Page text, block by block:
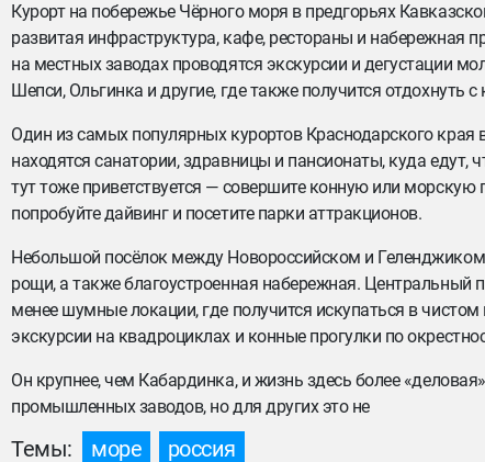
Курорт на побережье Чёрного моря в предгорьях
развитая инфраструктура, кафе, рестораны и набережная
на местных заводах проводятся экскурсии и дегустации
Шепси, Ольгинка и другие, где также получится отдохнуть
Один из самых популярных курортов Краснодарского
находятся санатории, здравницы и пансионаты, куда
тут тоже приветствуется — совершите конную или морскую
попробуйте дайвинг и посетите парки аттракционов.
Небольшой посёлок между Новороссийском и
рощи, а также благоустроенная набережная.
менее шумные локации, где получится искупаться в
экскурсии на квадроциклах и конные прогулки по
Он крупнее, чем Кабардинка, и жизнь здесь более
промышленных заводов, но для других это не
Темы: море россия